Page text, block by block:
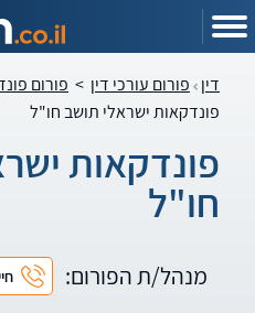
דין פורום עורכי דין > פורום
פונדקאות ישראלי תושב חו"ל
פונדקאות
חו"ל
מנהל/ת הפורום: